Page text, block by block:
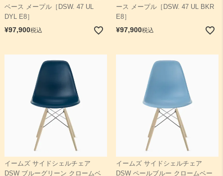
ベース メープル［DSW. 47 UL
DYL E8］
¥97,900税込
ース メープル［DSW. 47 UL BKR
E8］
¥97,900税込
イームズ サイドシェルチェア
DSW ブルーグリーン クロームベ
イームズ サイドシェルチェア
DSW ペールブルー クロームベー